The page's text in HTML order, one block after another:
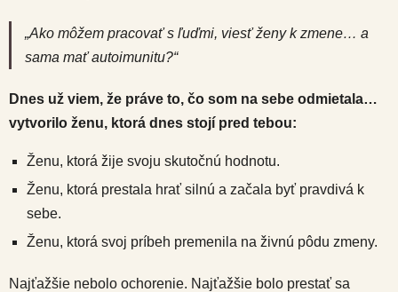
„Ako môžem pracovať s ľuďmi, viesť ženy k zmene… a
sama mať autoimunitu?“
Dnes už viem, že práve to, čo som na sebe odmietala…
vytvorilo ženu, ktorá dnes stojí pred tebou:
Ženu, ktorá žije svoju skutočnú hodnotu.
Ženu, ktorá prestala hrať silnú a začala byť pravdivá k
sebe.
Ženu, ktorá svoj príbeh premenila na živnú pôdu zmeny.
Najťažšie nebolo ochorenie. Najťažšie bolo prestať sa